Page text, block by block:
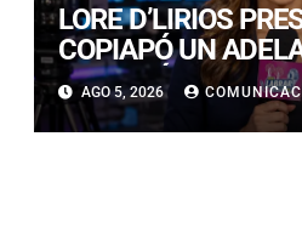
LORE D’LIRIOS
COPIAPÓ UN
NUEVO ÁLBUM
RAÍCES”
AGO 5, 2026